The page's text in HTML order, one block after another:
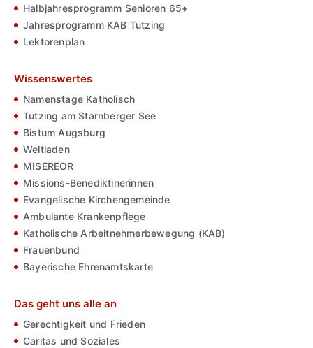
Halbjahresprogramm Senioren 65+
Jahresprogramm KAB Tutzing
Lektorenplan
Wissenswertes
Namenstage Katholisch
Tutzing am Starnberger See
Bistum Augsburg
Weltladen
MISEREOR
Missions-Benediktinerinnen
Evangelische Kirchengemeinde
Ambulante Krankenpflege
Katholische Arbeitnehmerbewegung (KAB)
Frauenbund
Bayerische Ehrenamtskarte
Das geht uns alle an
Gerechtigkeit und Frieden
Caritas und Soziales